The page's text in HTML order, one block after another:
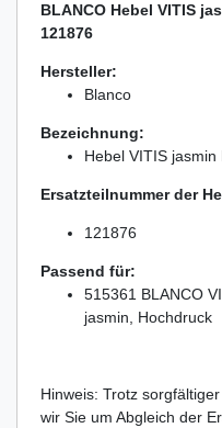
BLANCO Hebel VITIS
121876
Hersteller:
Blanco
Bezeichnung:
Hebel VITIS jasmin
Ersatzteilnummer der
121876
Passend für:
515361 BLANCO
jasmin, Hochdruck
Hinweis: Trotz
wir Sie um Abgleich der